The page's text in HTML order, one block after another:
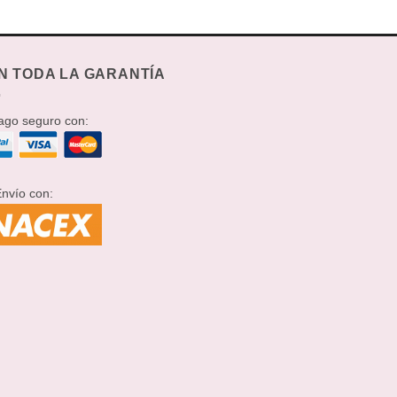
TODA LA GARANTÍA
seguro con:
con: